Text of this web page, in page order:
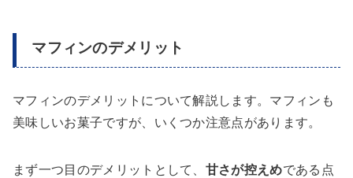
マフィンのデメリット
マフィンのデメリットについて解説します。マフィンも
美味しいお菓子ですが、いくつか注意点があります。
まず一つ目のデメリットとして、 甘さが控えめである点